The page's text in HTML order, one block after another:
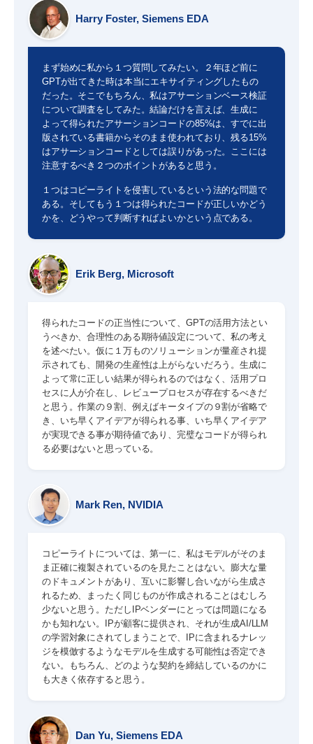
Harry Foster, Siemens EDA
まず始めに私から１つ質問してみたい。２年ほど前に
GPTが出てきた時は本当にエキサイティングしたもの
だった。そこでもちろん、私はアサーションベース検証
について調査をしてみた。結論だけを言えば、生成に
よって得られたアサーションコードの85%は、すでに出
版されている書籍からそのまま使われており、残る15%
はアサーションコードとしては誤りがあった。ここには
注意するべき２つのポイントがあると思う。
１つはコピーライトを侵害しているという法的な問題で
ある。そしてもう１つは得られたコードが正しいかどう
かを、どうやって判断すればよいかという点である。
Erik Berg, Microsoft
得られたコードの正当性について、GPTの活用方法とい
うべきか、合理性のある期待値設定について、私の考え
を述べたい。仮に１万ものソリューションが量産され提
示されても、開発の生産性は上がらないだろう。生成に
よって常に正しい結果が得られるのではなく、活用プロ
セスに人が介在し、レビュープロセスが存在するべきだ
と思う。作業の９割、例えばキータイプの９割が省略で
き、いち早くアイデアが得られる事、いち早くアイデア
が実現できる事が期待値であり、完璧なコードが得られ
る必要はないと思っている。
Mark Ren, NVIDIA
コピーライトについては、第一に、私はモデルがそのま
ま正確に複製されているのを見たことはない。膨大な量
のドキュメントがあり、互いに影響し合いながら生成さ
れるため、まったく同じものが作成されることはむしろ
少ないと思う。ただしIPベンダーにとっては問題になる
かも知れない。IPが顧客に提供され、それが生成AI/LLM
の学習対象にされてしまうことで、IPに含まれるナレッ
ジを模倣するようなモデルを生成する可能性は否定でき
ない。もちろん、どのような契約を締結しているのかに
も大きく依存すると思う。
Dan Yu, Siemens EDA